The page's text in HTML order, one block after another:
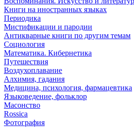
Книги на иностранных языках
Периодика
Мистификации и пародии
Антикварные книги по другим темам
Социология
Математика. Кибернетика
Путешествия
Воздухоплавание
Алхимия, гадания
Медицина, психология, фармацевтика
Языковедение, фольклор
Масонство
Rossica
Фотография